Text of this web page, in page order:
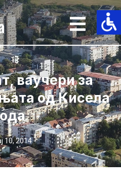
ваучери за
од Кисела
10, 2014